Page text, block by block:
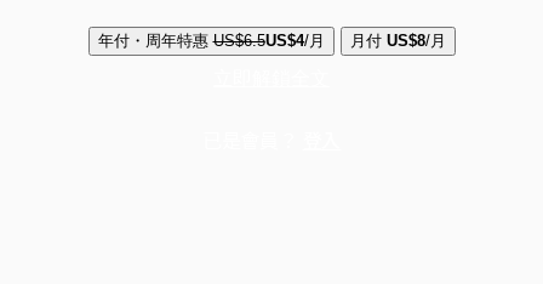
年付・周年特惠 US$6.5US$4/月 月付 US$8/月